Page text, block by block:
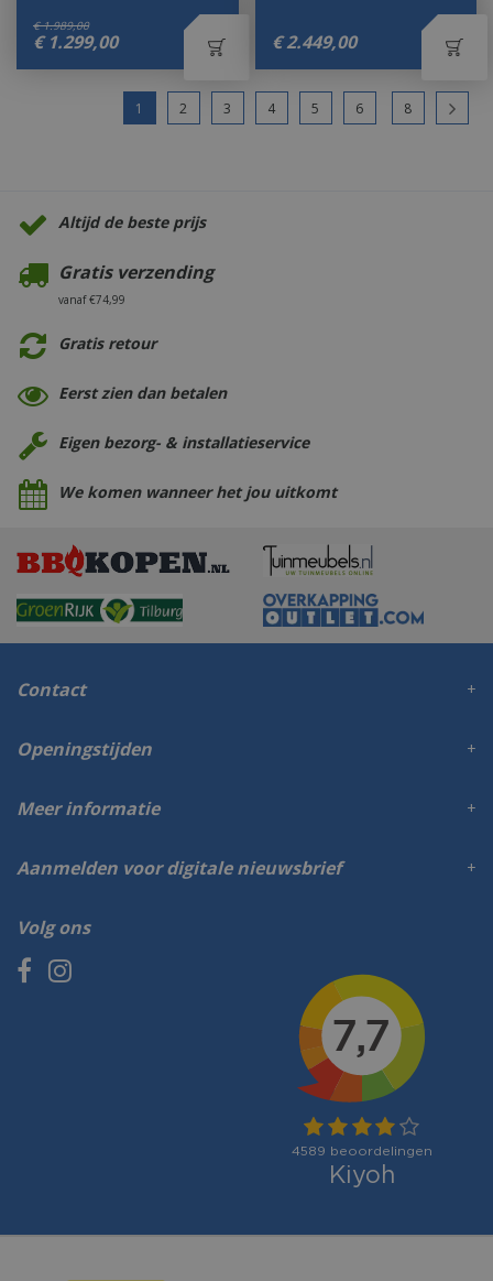
€ 1.989,00
€ 1.299,00 € 2.449,00
1 2 3 4 5 6 8
Altijd de beste prijs
Gratis verzending
vanaf €74,99
Gratis retour
Eerst zien dan betalen
Eigen bezorg- & installatieservice
We komen wanneer het jou uitkomt
Contact
Volg ons
Openingstijden
Meer informatie
Aanmelden voor digitale nieuwsbrief